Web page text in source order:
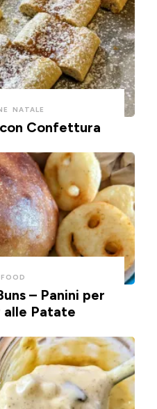
NATALE
Confettura
– Panini per
alle Patate